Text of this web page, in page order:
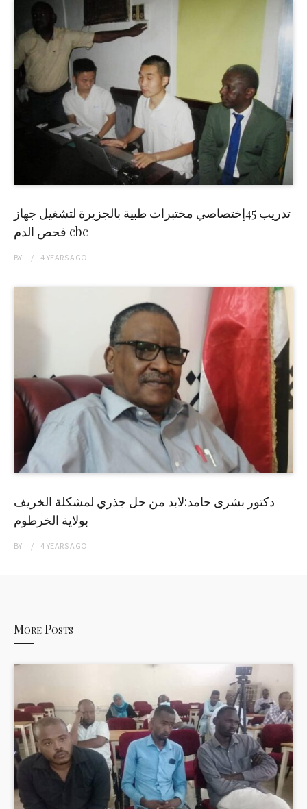
تدريب 45إختصاصي مختبرات طبية بالجزيرة لتشغيل جهاز
فحص الدم cbc
BY 4 YEARSAGO
دكتور بشرى حامد:لابد من حل جذري لمشكلة الخريف
بولاية الخرطوم
BY 4 YEARSAGO
More Posts